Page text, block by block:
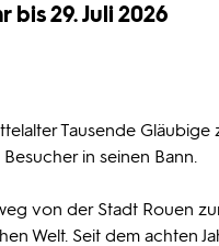
bis 29. Juli 2026
Tausende
in seinen Bann.
von der Stadt Rouen
Welt. Seit dem achten